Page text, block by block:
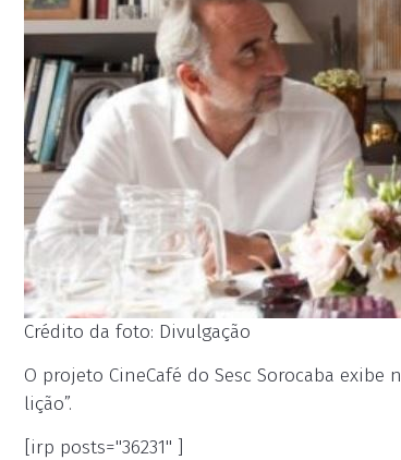
Crédito da foto: Divulgação
O projeto CineCafé do Sesc Sorocaba
lição”.
[irp posts="36231" ]